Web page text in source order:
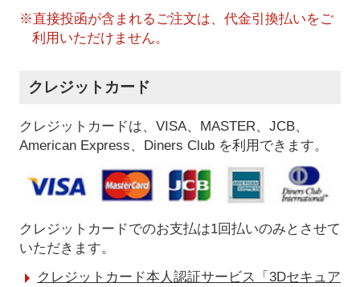
※直接投函が含まれるご注文は、代金引換払いをご
利用いただけません。
クレジットカード
クレジットカードは、VISA、MASTER、JCB、
American Express、Diners Club を利用できます。
クレジットカードでのお支払は1回払いのみとさせて
いただきます。
クレジットカード本人認証サービス「3Dセキュア